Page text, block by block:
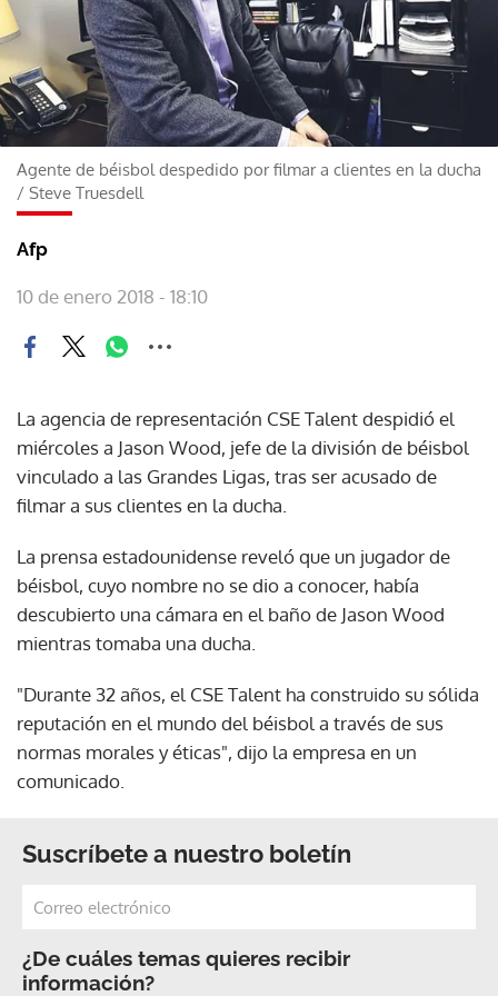
Agente de béisbol despedido por filmar a clientes en la ducha
/ Steve Truesdell
Afp
10 de enero 2018 - 18:10
La agencia de representación CSE Talent despidió el
miércoles a Jason Wood, jefe de la división de béisbol
vinculado a las Grandes Ligas, tras ser acusado de
filmar a sus clientes en la ducha.
La prensa estadounidense reveló que un jugador de
béisbol, cuyo nombre no se dio a conocer, había
descubierto una cámara en el baño de Jason Wood
mientras tomaba una ducha.
"Durante 32 años, el CSE Talent ha construido su sólida
reputación en el mundo del béisbol a través de sus
normas morales y éticas", dijo la empresa en un
comunicado.
Suscríbete a nuestro boletín
¿De cuáles temas quieres recibir
información?